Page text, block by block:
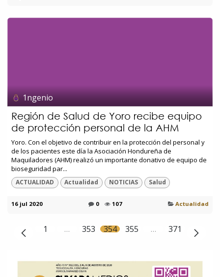
1ngenio
Región de Salud de Yoro recibe equipo
de protección personal de la AHM
Yoro. Con el objetivo de contribuir en la protección del personal y
de los pacientes este día la Asociación Hondureña de
Maquiladores (AHM) realizó un importante donativo de equipo de
bioseguridad par...
ACTUALIDAD Actualidad NOTICIAS Salud
16 jul 2020 0 107 Actualidad
1 … 353 354 355 … 371